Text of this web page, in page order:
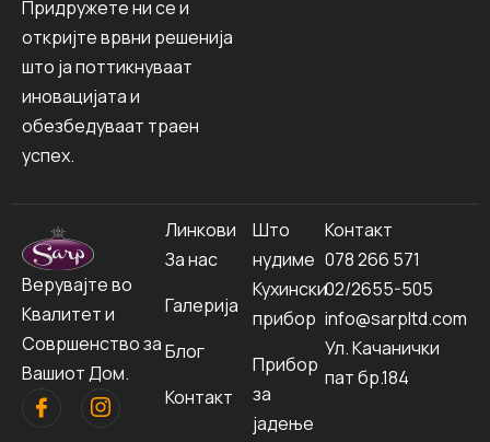
Придружете ни се и
откријте врвни решенија
што ја поттикнуваат
иновацијата и
обезбедуваат траен
успех.
Верувајте во
Квалитет и
Совршенство за
Вашиот Дом.
Линкови
За нас
Галерија
Блог
Контакт
Што
нудиме
Кухински
прибор
Прибор
за
јадење
Контакт
078 266 571
02/2655-505
info@sarpltd.com
Ул. Качанички
пат бр.184